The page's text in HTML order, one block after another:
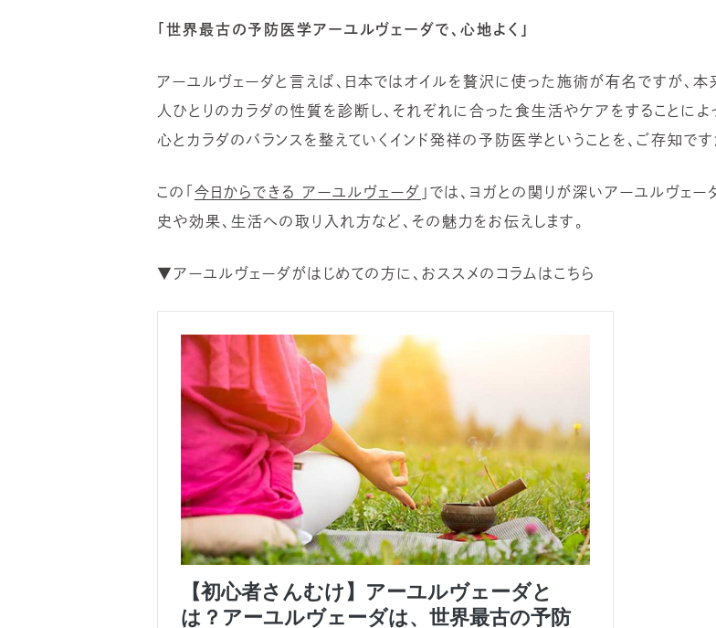
「世界最古の予防医学アーユルヴェーダで、心地よく」
アーユルヴェーダと言えば、日本ではオイルを贅沢に使った施術が有名ですが、本
人ひとりのカラダの性質を診断し、それぞれに合った食生活やケアをすることによ
心とカラダのバランスを整えていくインド発祥の予防医学ということを、ご存知です
この「 今日からできる アーユルヴェーダ 」では、ヨガとの関りが深いアーユルヴェー
史や効果、生活への取り入れ方など、その魅力をお伝えします。
▼アーユルヴェーダがはじめての方に、おススメのコラムはこちら